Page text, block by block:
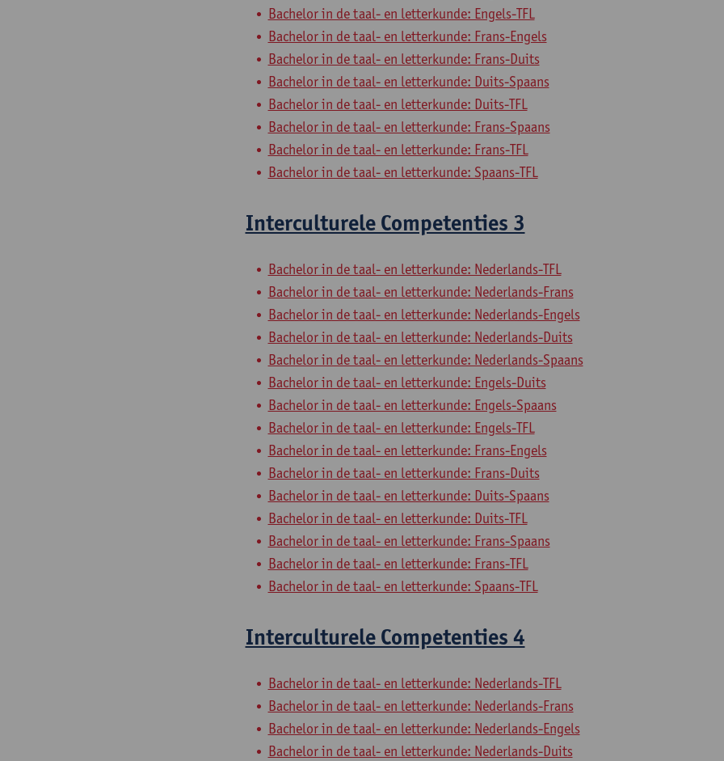
Bachelor in de taal- en letterkunde: Engels-TFL
Bachelor in de taal- en letterkunde: Frans-Engels
Bachelor in de taal- en letterkunde: Frans-Duits
Bachelor in de taal- en letterkunde: Duits-Spaans
Bachelor in de taal- en letterkunde: Duits-TFL
Bachelor in de taal- en letterkunde: Frans-Spaans
Bachelor in de taal- en letterkunde: Frans-TFL
Bachelor in de taal- en letterkunde: Spaans-TFL
Interculturele Competenties 3
Bachelor in de taal- en letterkunde: Nederlands-TFL
Bachelor in de taal- en letterkunde: Nederlands-Frans
Bachelor in de taal- en letterkunde: Nederlands-Engels
Bachelor in de taal- en letterkunde: Nederlands-Duits
Bachelor in de taal- en letterkunde: Nederlands-Spaans
Bachelor in de taal- en letterkunde: Engels-Duits
Bachelor in de taal- en letterkunde: Engels-Spaans
Bachelor in de taal- en letterkunde: Engels-TFL
Bachelor in de taal- en letterkunde: Frans-Engels
Bachelor in de taal- en letterkunde: Frans-Duits
Bachelor in de taal- en letterkunde: Duits-Spaans
Bachelor in de taal- en letterkunde: Duits-TFL
Bachelor in de taal- en letterkunde: Frans-Spaans
Bachelor in de taal- en letterkunde: Frans-TFL
Bachelor in de taal- en letterkunde: Spaans-TFL
Interculturele Competenties 4
Bachelor in de taal- en letterkunde: Nederlands-TFL
Bachelor in de taal- en letterkunde: Nederlands-Frans
Bachelor in de taal- en letterkunde: Nederlands-Engels
Bachelor in de taal- en letterkunde: Nederlands-Duits